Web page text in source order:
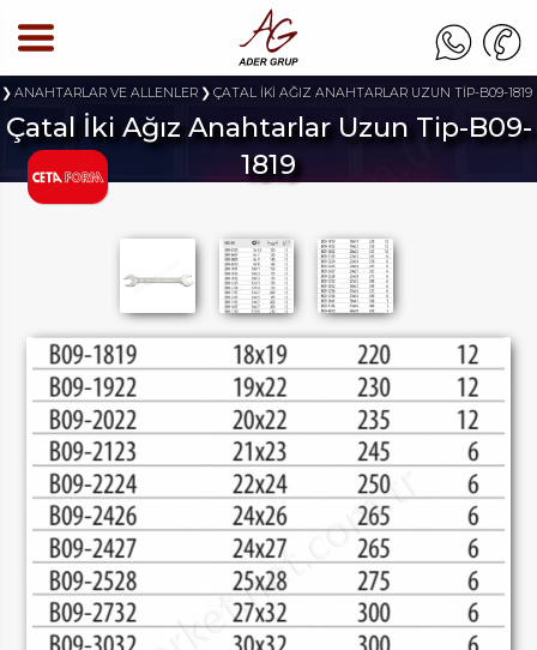
ANAHTARLAR VE ALLENLER ÇATAL İKİ AĞIZ ANAHTARLAR UZUN TİP-B09-1819
Çatal İki Ağız Anahtarlar Uzun Tip-B09-
1819